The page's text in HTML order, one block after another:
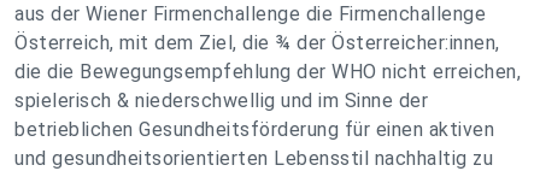
aus der Wiener Firmenchallenge die Firmenchallenge
Österreich, mit dem Ziel, die ¾ der Österreicher:innen,
die die Bewegungsempfehlung der WHO nicht erreichen,
spielerisch & niederschwellig und im Sinne der
betrieblichen Gesundheitsförderung für einen aktiven
und gesundheitsorientierten Lebensstil nachhaltig zu